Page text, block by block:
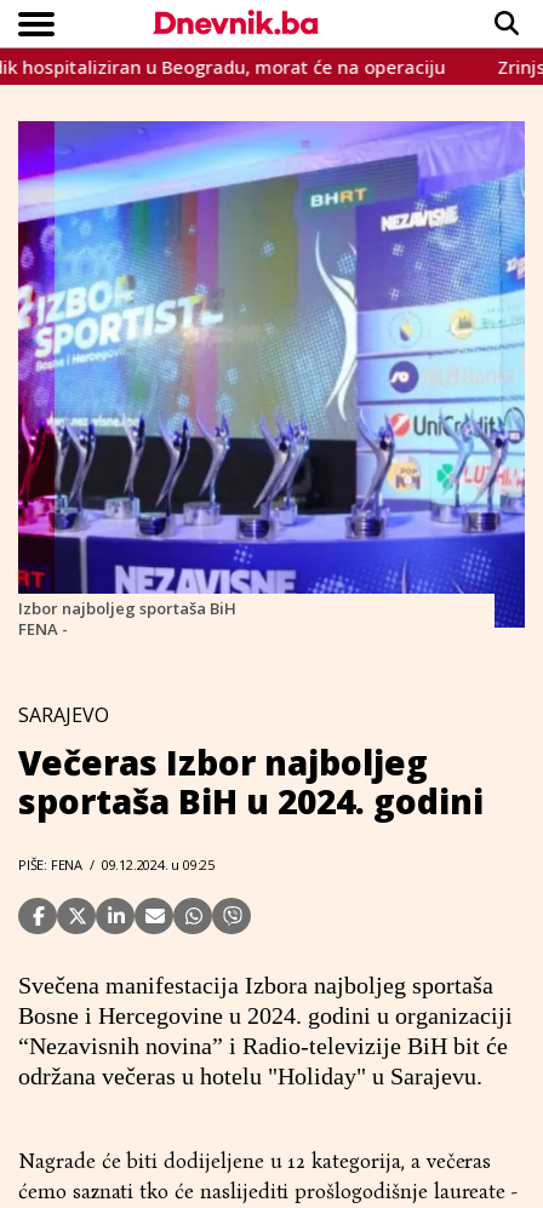
VIJESTI
SPORT
INTERVIEW
TEME
CRNA KRONIKA
LIFESTYLE
Copyright © Dnevnik.ba 2023.
u Beogradu, morat će na operaciju Zrinjski
Izbor najboljeg sportaša BiH
FENA -
SARAJEVO
Večeras Izbor najboljeg
sportaša BiH u 2024. godini
PIŠE: FENA / 09.12.2024. u 09:25
Svečena manifestacija Izbora najboljeg sportaša
Bosne i Hercegovine u 2024. godini u organizaciji
“Nezavisnih novina” i Radio-televizije BiH bit će
održana večeras u hotelu "Holiday" u Sarajevu.
Nagrade će biti dodijeljene u 12 kategorija, a večeras
ćemo saznati tko će naslijediti prošlogodišnje laureate -